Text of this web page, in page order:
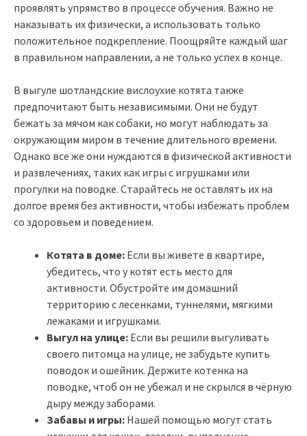
проявлять упрямство в процессе обучения. Важно не
наказывать их физически, а использовать только
положительное подкрепление. Поощряйте каждый шаг
в правильном направлении, а не только успех в конце.
В выгуле шотландские вислоухие котята также
предпочитают быть независимыми. Они не будут
бежать за мячом как собаки, но могут наблюдать за
окружающим миром в течение длительного времени.
Однако все же они нуждаются в физической активности
и развлечениях, таких как игры с игрушками или
прогулки на поводке. Старайтесь не оставлять их на
долгое время без активности, чтобы избежать проблем
со здоровьем и поведением.
Котята в доме: Если вы живете в квартире,
убедитесь, что у котят есть место для
активности. Обустройте им домашний
территорию с лесенками, туннелями, мягкими
лежаками и игрушками.
Выгул на улице: Если вы решили выгуливать
своего питомца на улице, не забудьте купить
поводок и ошейник. Держите котенка на
поводке, чтоб он не убежал и не скрылся в чёрную
дыру между заборами.
Забавы и игры: Нашей помощью могут стать